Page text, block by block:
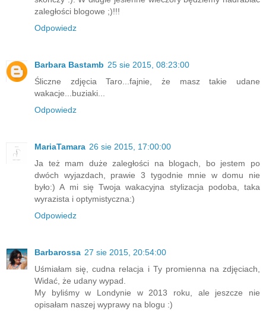
zaległości blogowe ;)!!!
Odpowiedz
Barbara Bastamb 25 sie 2015, 08:23:00
Śliczne zdjęcia Taro...fajnie, że masz takie udane
wakacje...buziaki...
Odpowiedz
MariaTamara 26 sie 2015, 17:00:00
Ja też mam duże zaległości na blogach, bo jestem po
dwóch wyjazdach, prawie 3 tygodnie mnie w domu nie
było:) A mi się Twoja wakacyjna stylizacja podoba, taka
wyrazista i optymistyczna:)
Odpowiedz
Barbarossa 27 sie 2015, 20:54:00
Uśmiałam się, cudna relacja i Ty promienna na zdjęciach,
Widać, że udany wypad.
My byliśmy w Londynie w 2013 roku, ale jeszcze nie
opisałam naszej wyprawy na blogu :)